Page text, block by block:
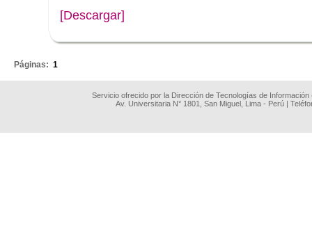
[Descargar]
Páginas: 1
Servicio ofrecido por la Dirección de Tecnologías de
Av. Universitaria N° 1801, San Miguel, Lima - Perú |